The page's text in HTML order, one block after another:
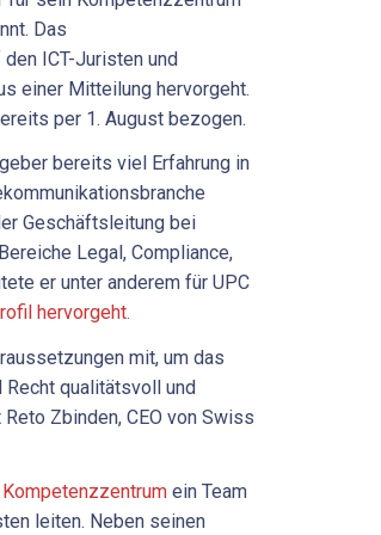
Das
ICT-Juristen und
einer Mitteilung hervorgeht.
per 1. August bezogen.
bereits viel Erfahrung in
Geschäftsleitung bei
Legal, Compliance,
er unter anderem für UPC
hervorgeht.
mit, um das
qualitätsvoll und
Zbinden, CEO von Swiss
ein Team
leiten. Neben seinen